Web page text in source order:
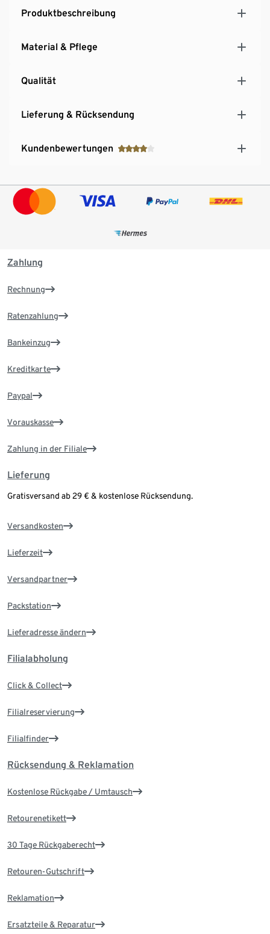
Produktbeschreibung
Material & Pflege
Qualität
Lieferung & Rücksendung
Kundenbewertungen
Zahlung
Rechnung
Ratenzahlung
Bankeinzug
Kreditkarte
Paypal
Vorauskasse
Zahlung in der Filiale
Lieferung
Gratisversand ab 29 € & kostenlose Rücksendung.
Versandkosten
Lieferzeit
Versandpartner
Packstation
Lieferadresse ändern
Filialabholung
Click & Collect
Filialreservierung
Filialfinder
Rücksendung & Reklamation
Kostenlose Rückgabe / Umtausch
Retourenetikett
30 Tage Rückgaberecht
Retouren-Gutschrift
Reklamation
Ersatzteile & Reparatur